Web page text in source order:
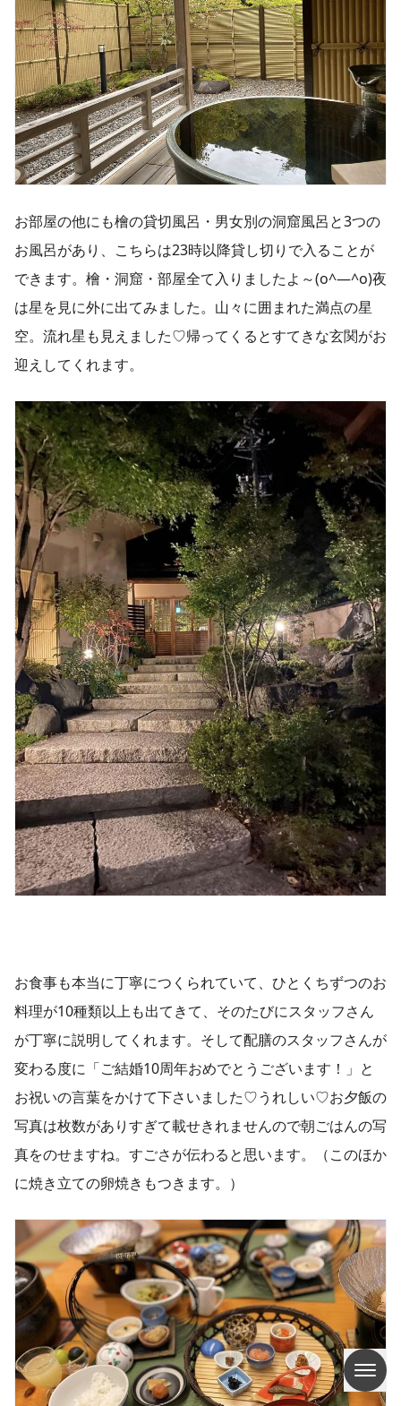
お部屋の他にも檜の貸切風呂・男女別の洞窟風呂と3つの
お風呂があり、こちらは23時以降貸し切りで入ることが
できます。檜・洞窟・部屋全て入りましたよ～(o^―^o)夜
は星を見に外に出てみました。山々に囲まれた満点の星
空。流れ星も見えました♡帰ってくるとすてきな玄関がお
迎えしてくれます。
お食事も本当に丁寧につくられていて、ひとくちずつのお
料理が10種類以上も出てきて、そのたびにスタッフさん
が丁寧に説明してくれます。そして配膳のスタッフさんが
変わる度に「ご結婚10周年おめでとうございます！」と
お祝いの言葉をかけて下さいました♡うれしい♡お夕飯の
写真は枚数がありすぎて載せきれませんので朝ごはんの写
真をのせますね。すごさが伝わると思います。（このほか
に焼き立ての卵焼きもつきます。）